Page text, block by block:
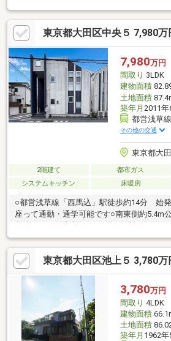
ではできない特別感がございます♪◆敷地
感のある大型物件となっております！◆最
駅が徒歩13分！◆駐車場は複数台ご利用可
現できない戸建ならではの仕様でございま
い合わせください！現地のご見学や各種リ
り、住宅ローン相談や未公開物件もご提案
ります♪
東京都大田区中央５ 7,980万
7,980万円
間取り 3LDK
建物面積
土地面積
築年月 2011
都営浅草
その他の交通
東京都大
2階建て 都市ガス
システムキッチン
床暖房
○都営浅草線「西馬込」駅徒歩約14分 始
座って通勤・通学可能です○南東側約5.4m
6.5帖の開放的なルーフバルコニー付き○暮
の設備仕様・床暖房・EV車充電設備・浴室
気システム 等○屋根裏収納など各所に豊富
で すっきりと暮らせます○ご都合に合わ
す。 お気軽にお問い合わせください！
東京都大田区池上５ 3,780万
3,780万円
間取り 4LDK
建物面積
土地面積
築年月 1962